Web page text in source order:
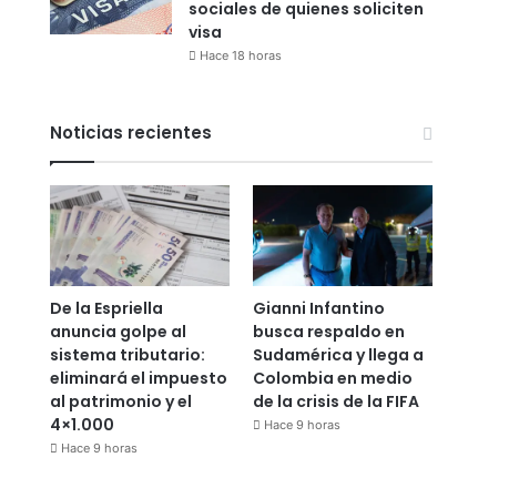
sociales de quienes soliciten
visa
Hace 18 horas
Noticias recientes
De la Espriella
anuncia golpe al
sistema tributario:
eliminará el impuesto
al patrimonio y el
4×1.000
Hace 9 horas
Gianni Infantino
busca respaldo en
Sudamérica y llega a
Colombia en medio
de la crisis de la FIFA
Hace 9 horas